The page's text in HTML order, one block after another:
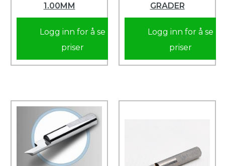
1.00MM
Logg inn for å se
priser
GRADER
Logg inn for å se
priser